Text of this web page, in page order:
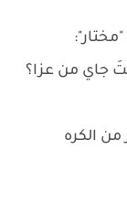
جاي من عزا؟
من الكره